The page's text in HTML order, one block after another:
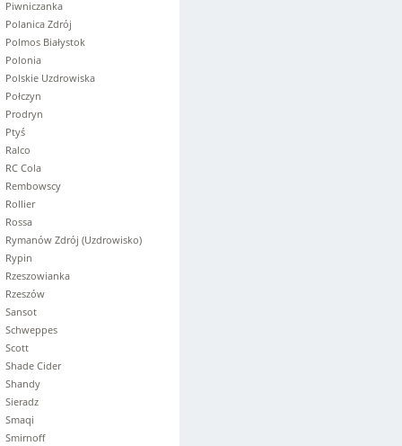
Piwniczanka
Polanica Zdrój
Polmos Białystok
Polonia
Polskie Uzdrowiska
Połczyn
Prodryn
Ptyś
Ralco
RC Cola
Rembowscy
Rollier
Rossa
Rymanów Zdrój (Uzdrowisko)
Rypin
Rzeszowianka
Rzeszów
Sansot
Schweppes
Scott
Shade Cider
Shandy
Sieradz
Smaqi
Smirnoff